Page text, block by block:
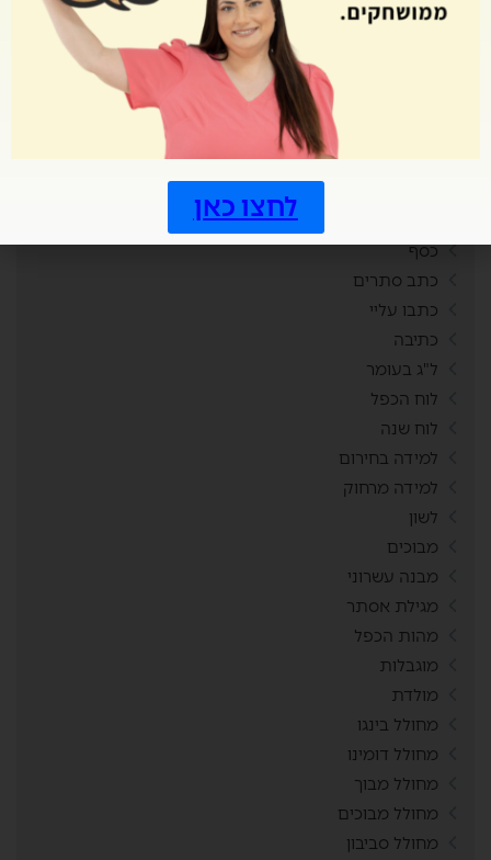
יום כיפור
כלי טכנולוגי
כסף
כתב סתרים
כתבו עליי
כתיבה
ל"ג בעומר
לוח הכפל
לוח שנה
למידה בחירום
למידה מרחוק
לשון
מבוכים
מבנה עשרוני
מגילת אסתר
מהות הכפל
מוגבלות
מולדת
מחולל בינגו
מחולל דומינו
מחולל מבוך
מחולל מבוכים
מחולל סביבון
לחצו כאן